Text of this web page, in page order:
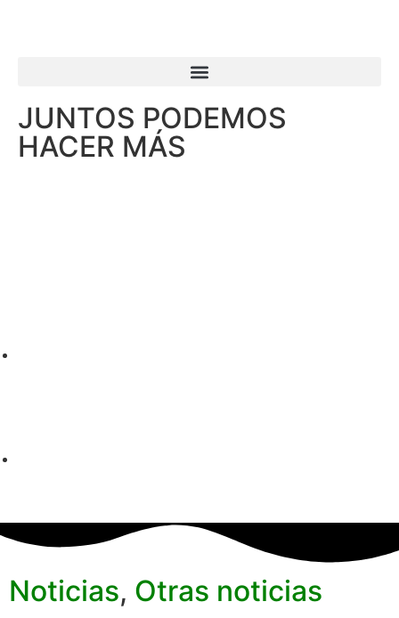
JUNTOS PODEMOS
HACER MÁS
Noticias, Otras noticias